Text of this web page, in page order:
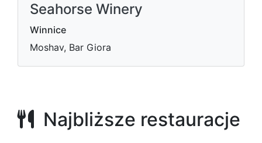
Seahorse Winery
Winnice
Moshav, Bar Giora
Najbliższe restauracje